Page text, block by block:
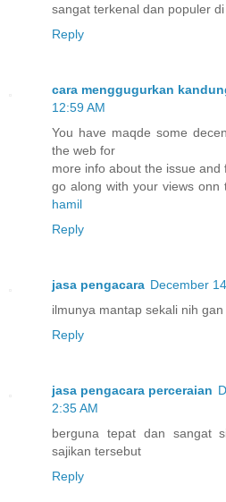
sangat terkenal dan populer di
Reply
cara menggugurkan
12:59 AM
You have maqde some
the web for
more info about the issue and
go along with your views onn
hamil
Reply
jasa pengacara December
ilmunya mantap sekali nih gan
Reply
jasa pengacara perceraian
2:35 AM
berguna tepat dan sangat
sajikan tersebut
Reply